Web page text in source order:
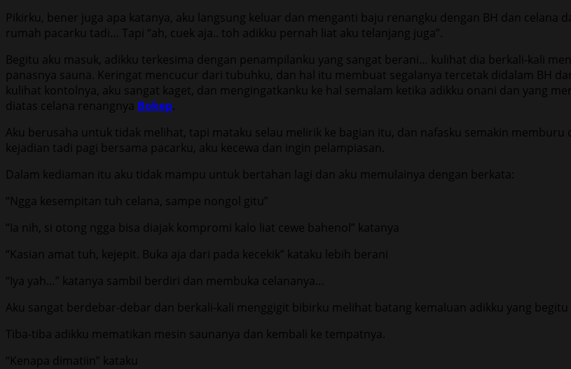
Pikirku, bener juga apa katanya, aku langsung keluar dan menganti baju renangku dengan BH dan celana
rumah pacarku tadi… Tapi “ah, cuek aja.. toh adikku pernah liat aku telanjang juga”.
Begitu aku masuk, adikku terkesima dengan penampilanku yang sangat berani… kulihat dia berkali-kali
panasnya sauna. Keringat mencucur dari tubuhku, dan hal itu membuat segalanya tercetak didalam BH
kulihat kontolnya, aku sangat kaget, dan mengingatkanku ke hal semalam ketika adikku onani dan yang
diatas celana renangnya Bokep.
Aku berusaha untuk tidak melihat, tapi mataku selau melirik ke bagian itu, dan nafasku semakin
kejadian tadi pagi bersama pacarku, aku kecewa dan ingin pelampiasan.
Dalam kediaman itu aku tidak mampu untuk bertahan lagi dan aku memulainya dengan berkata:
“Ngga kesempitan tuh celana, sampe nongol gitu”
“Ia nih, si otong ngga bisa diajak kompromi kalo liat cewe bahenol” katanya
“Kasian amat tuh, kejepit. Buka aja dari pada kecekik” kataku lebih berani
“Iya yah…” katanya sambil berdiri dan membuka celananya…
Aku sangat berdebar-debar dan berkali-kali menggigit bibirku melihat batang kemaluan adikku yang begitu
Tiba-tiba adikku mematikan mesin saunanya dan kembali ke tempatnya.
“Kenapa dimatiin” kataku